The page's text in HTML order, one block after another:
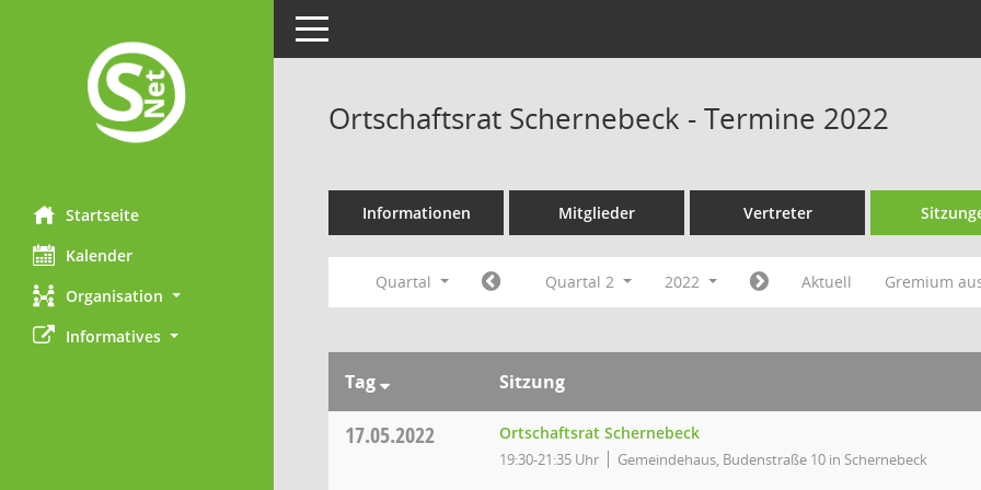
Startseite
Kalender
Organisation
Informatives
Toggle navigation
Ortschaftsrat Schernebeck - Termine 2022
Informationen Mitglieder Vertreter
Quartal Quartal 2 2022 Aktuell Gremium
Tag Sitzung
17.05.2022 Ortschaftsrat Schernebeck
19:30-21:35 Uhr Gemeindehaus, Budenstraße 10 in Schernebeck